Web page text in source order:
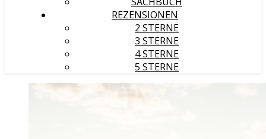
REZENSIONEN
2 STERNE
3 STERNE
4 STERNE
5 STERNE